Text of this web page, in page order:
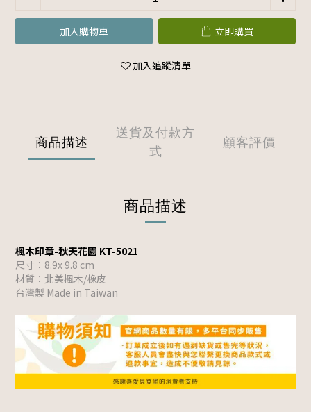
加入購物車 立即購買
加入追蹤清單
商品描述
送貨及付款方
式
顧客評價
商品描述
楓木印章-秋天花園 KT-5021
尺寸：8.9x 9.8 cm
材質：北美楓木/橡皮
台灣製 Made in Taiwan